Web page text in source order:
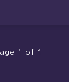
1 of 1